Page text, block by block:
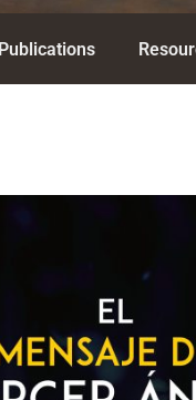
Publications